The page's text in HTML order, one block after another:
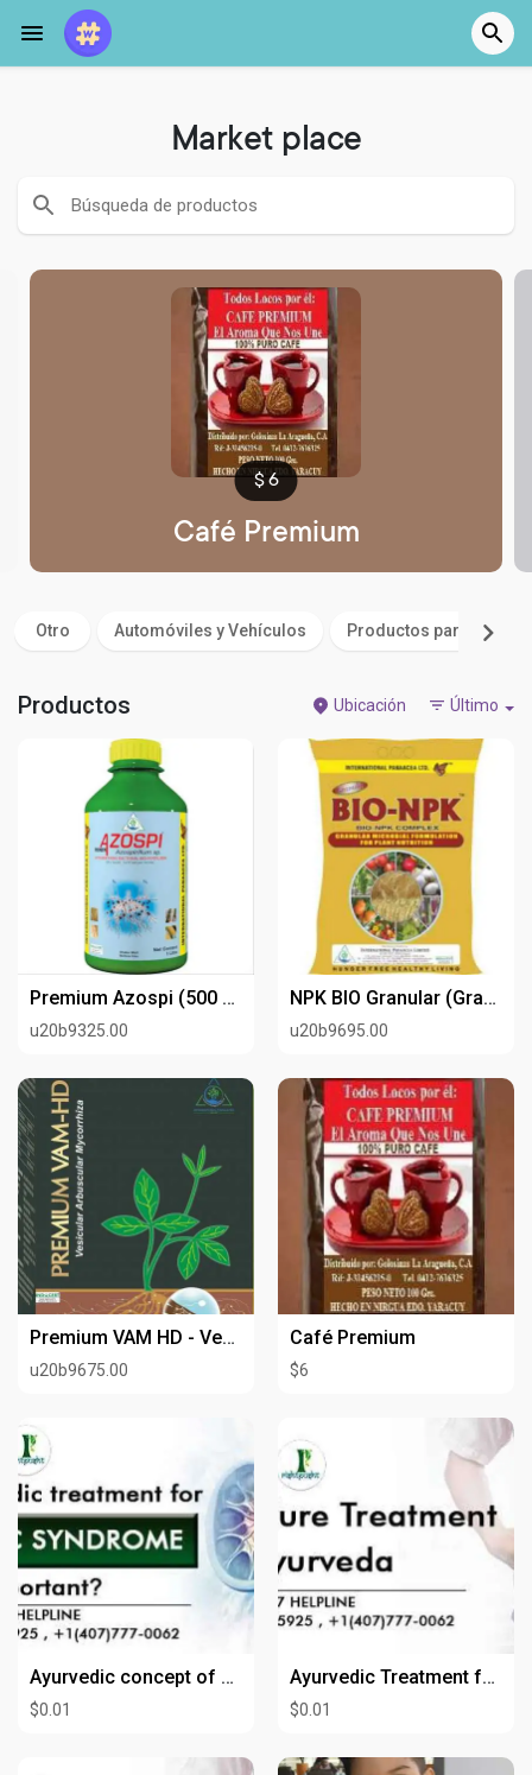
Market place
Café Premium
$6
Otro Automóviles y Vehículos Productos para bebe y
Productos Ubicación Último
Premium Azospi (500 ml)
u20b9325.00
NPK BIO Granular (Granular)
u20b9695.00
Premium VAM HD - Vesicular Arbuscular Mycorrhiza (Wettable Powder)
u20b9675.00
Café Premium
$6
Ayurvedic concept of Nephrotic Syndrome
$0.01
Ayurvedic Treatment for Kidney in USA
$0.01